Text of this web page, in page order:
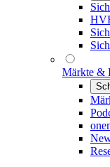
Märkte &